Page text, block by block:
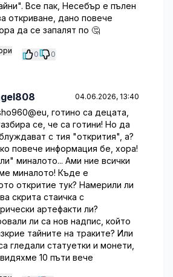
Все пак, Несебър е пълен
откриване, дано повече
да се запалят по 🤔
0 0
04.06.2026, 13:40
готино са децата,
се, че са готини! Но да
с тия "открития", а?
повече информация бе, хора!
миналото... Ами ние всички
миналото! Къде е
откритие тук? Намерили ли
скрита стаичка с
артефакти ли?
ли са нов надпис, който
тайните на траките? Или
гледали статуетки и монети,
10 пъти вече